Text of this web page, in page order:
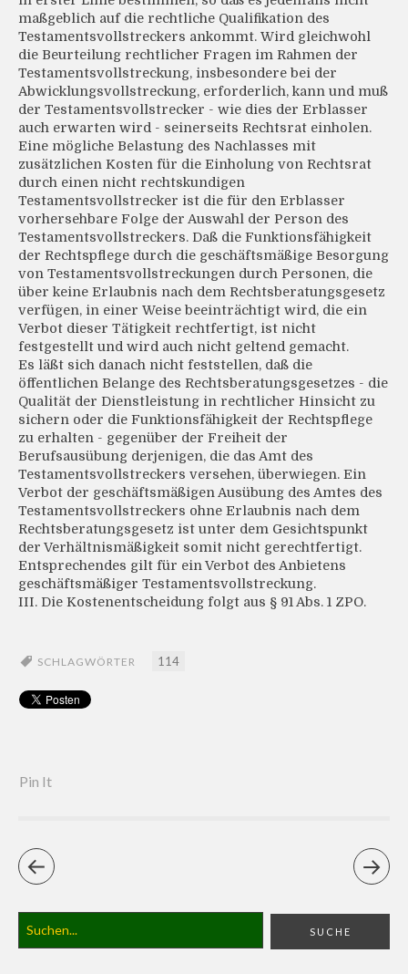
maßgeblich auf die rechtliche Qualifikation des
Testamentsvollstreckers ankommt. Wird gleichwohl
die Beurteilung rechtlicher Fragen im Rahmen der
Testamentsvollstreckung, insbesondere bei der
Abwicklungsvollstreckung, erforderlich, kann und muß
der Testamentsvollstrecker - wie dies der Erblasser
auch erwarten wird - seinerseits Rechtsrat einholen.
Eine mögliche Belastung des Nachlasses mit
zusätzlichen Kosten für die Einholung von Rechtsrat
durch einen nicht rechtskundigen
Testamentsvollstrecker ist die für den Erblasser
vorhersehbare Folge der Auswahl der Person des
Testamentsvollstreckers. Daß die Funktionsfähigkeit
der Rechtspflege durch die geschäftsmäßige Besorgung
von Testamentsvollstreckungen durch Personen, die
über keine Erlaubnis nach dem Rechtsberatungsgesetz
verfügen, in einer Weise beeinträchtigt wird, die ein
Verbot dieser Tätigkeit rechtfertigt, ist nicht
festgestellt und wird auch nicht geltend gemacht.
Es läßt sich danach nicht feststellen, daß die
öffentlichen Belange des Rechtsberatungsgesetzes - die
Qualität der Dienstleistung in rechtlicher Hinsicht zu
sichern oder die Funktionsfähigkeit der Rechtspflege
zu erhalten - gegenüber der Freiheit der
Berufsausübung derjenigen, die das Amt des
Testamentsvollstreckers versehen, überwiegen. Ein
Verbot der geschäftsmäßigen Ausübung des Amtes des
Testamentsvollstreckers ohne Erlaubnis nach dem
Rechtsberatungsgesetz ist unter dem Gesichtspunkt
der Verhältnismäßigkeit somit nicht gerechtfertigt.
Entsprechendes gilt für ein Verbot des Anbietens
geschäftsmäßiger Testamentsvollstreckung.
III. Die Kostenentscheidung folgt aus § 91 Abs. 1 ZPO.
SCHLAGWÖRTER 114
Pin It